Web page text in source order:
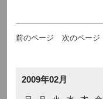
前のページ
次のページ
2009年02月